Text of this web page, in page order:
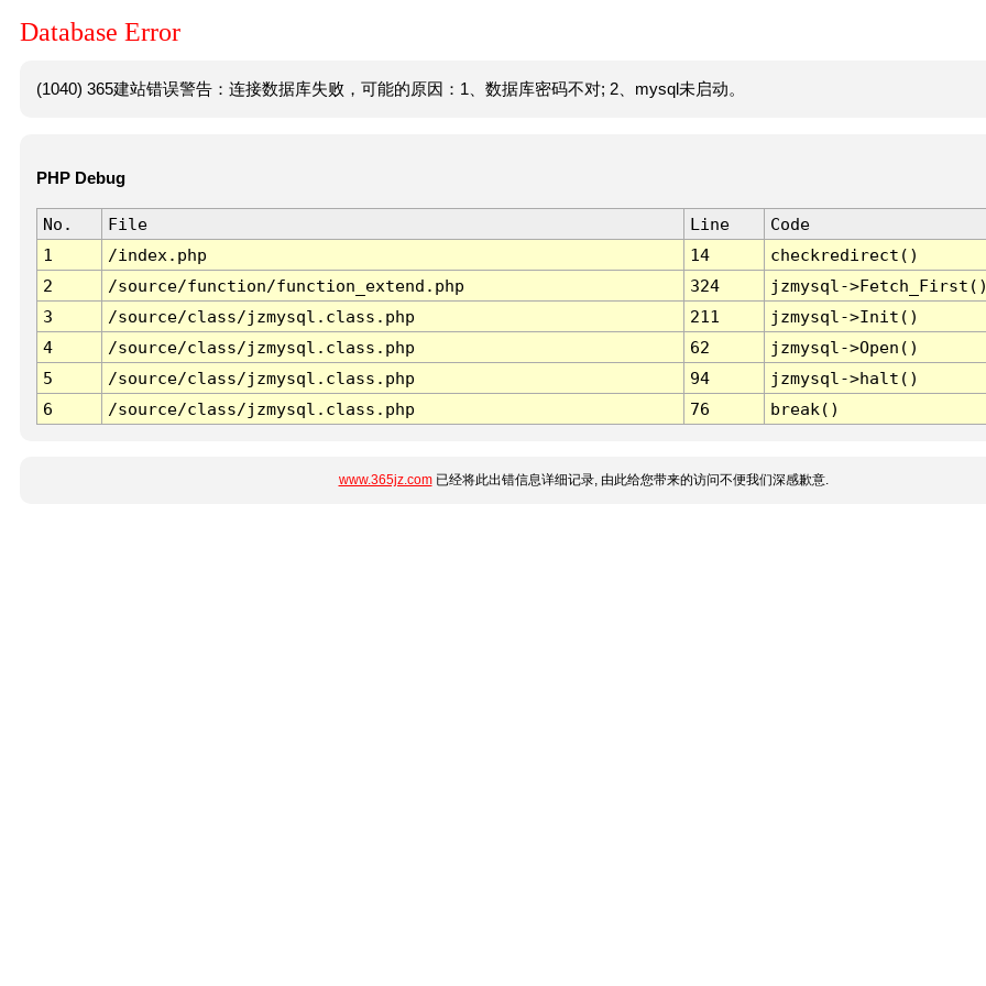
Database Error
(1040) 365建站错误警告：连接数据库失败，可能的原因：1、数据库密码不对; 2、mysql未启动。
PHP Debug
No. File Line
Code
1
/index.php 14
checkredirect()
2
/source/function/function_extend.php 324
jzmysql-
3
/source/class/jzmysql.class.php 211
jzmysql->Init()
4
/source/class/jzmysql.class.php 62
jzmysql->Open()
5
/source/class/jzmysql.class.php 94
jzmysql->halt()
6
/source/class/jzmysql.class.php 76 break()
www.365jz.com已经将此出错信息详细记录, 由此给您带来的访问不便我们深感歉意.